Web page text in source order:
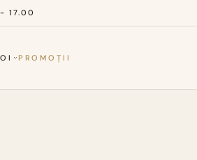
17.00
PROMOȚII